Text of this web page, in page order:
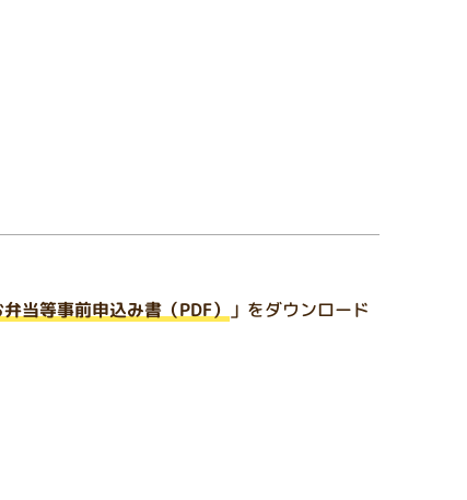
弁当等事前申込み書（PDF）」をダウンロード